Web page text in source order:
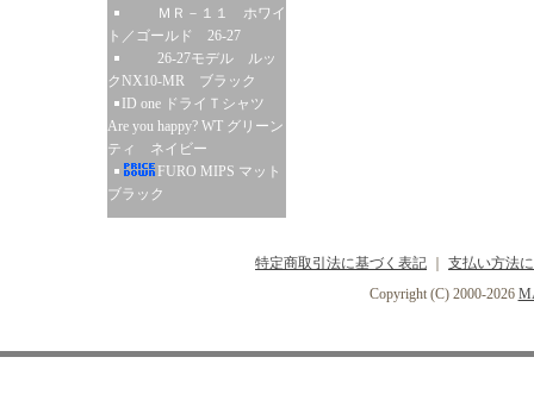
ＭＲ－１１ ホワイ
ト／ゴールド 26-27
26-27モデル ルッ
クNX10-MR ブラック
ID one ドライＴシャツ
Are you happy? WT グリーン
ティ ネイビー
FURO MIPS マット
ブラック
特定商取引法に基づく表記
支払い方法
Copyright (C) 2000-2026